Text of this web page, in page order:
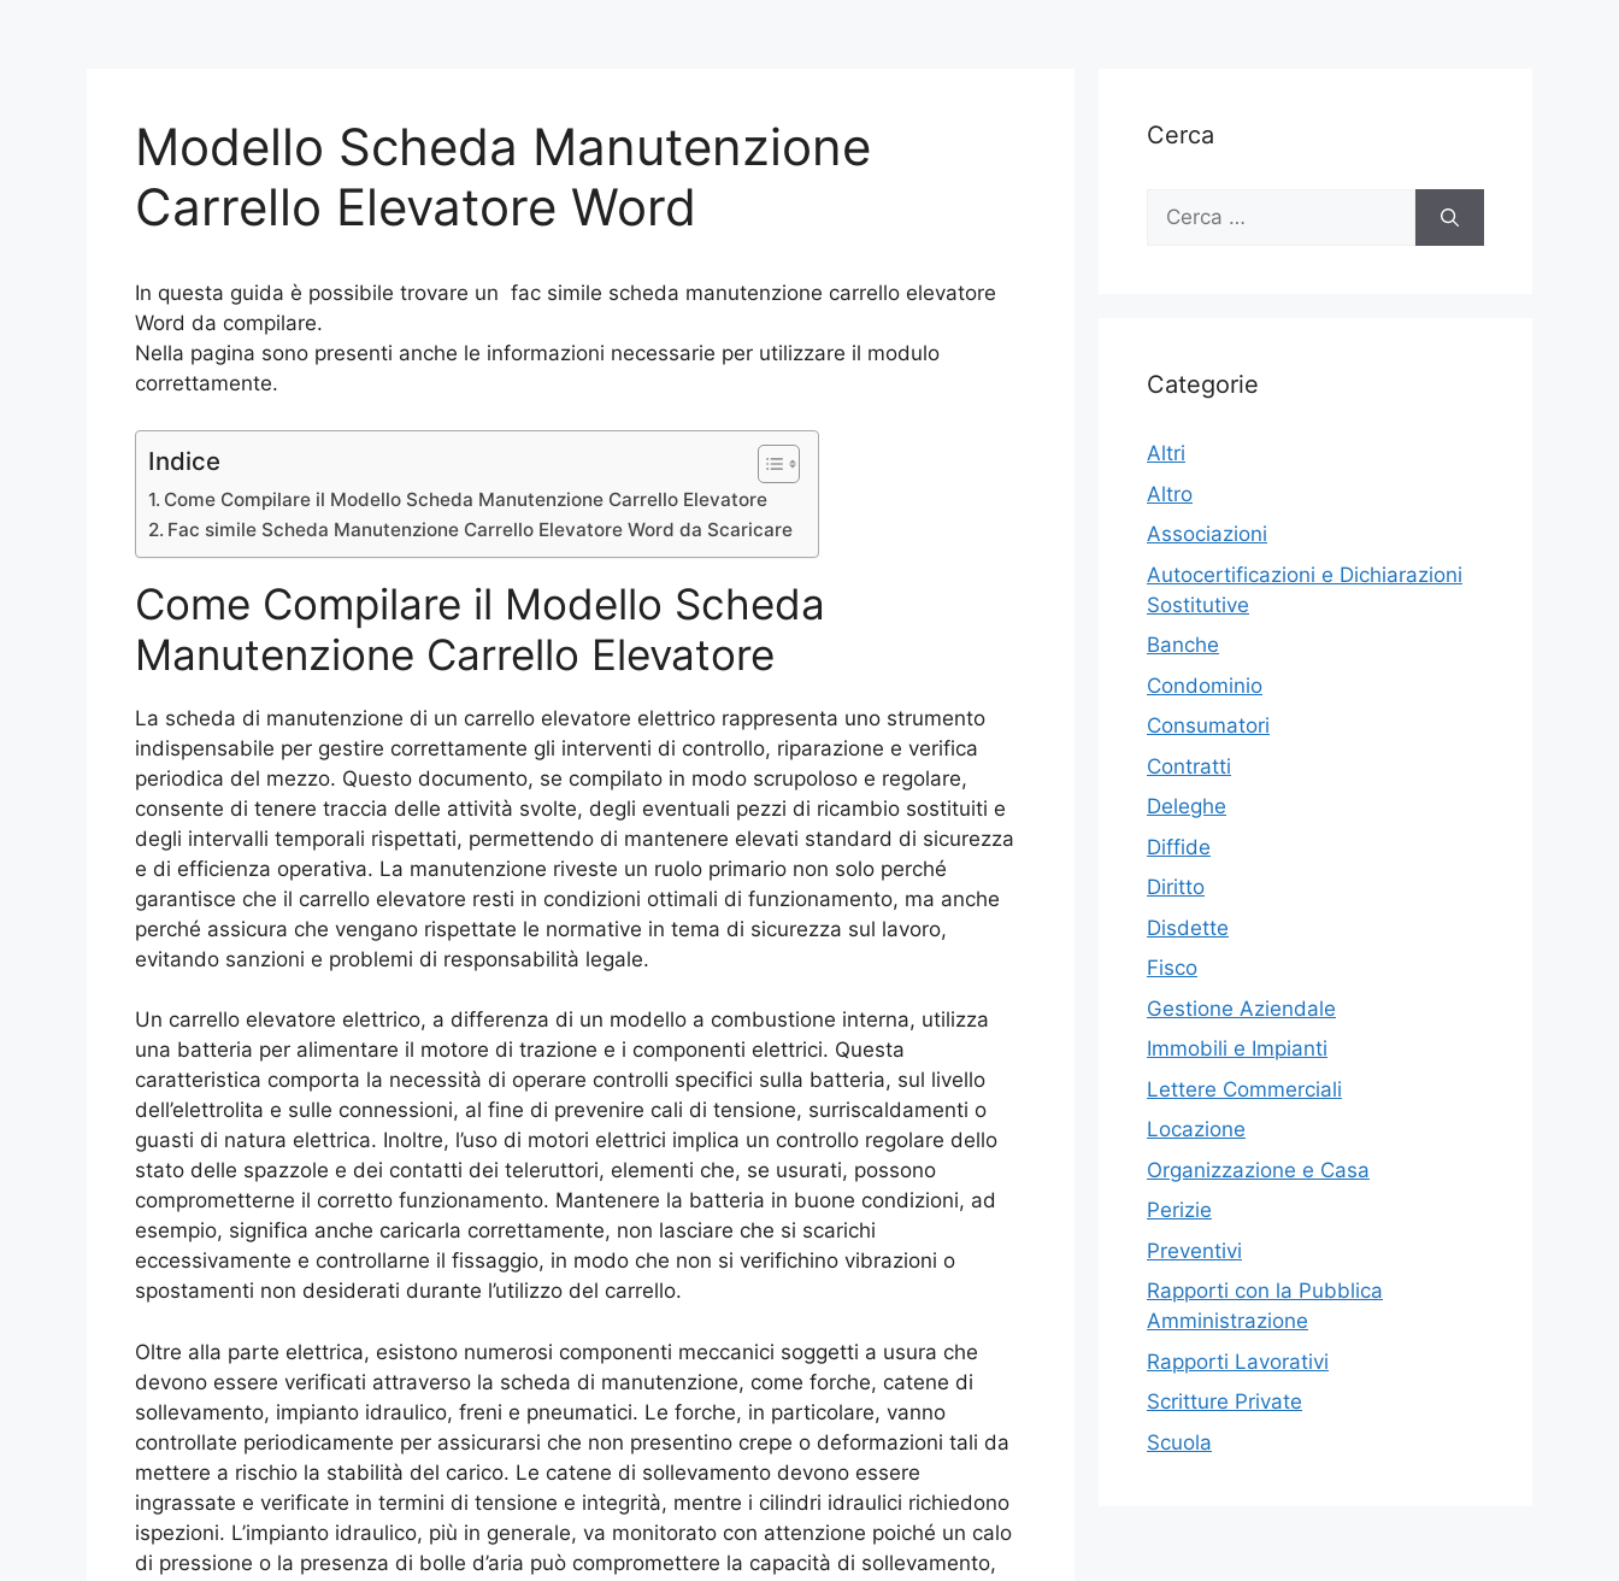
Modello Scheda Manutenzione
Carrello Elevatore Word
In questa guida è possibile trovare un fac simile scheda manutenzione carrello elevatore
Word da compilare.
Nella pagina sono presenti anche le informazioni necessarie per utilizzare il modulo
correttamente.
Indice
Come Compilare il Modello Scheda Manutenzione Carrello Elevatore
Fac simile Scheda Manutenzione Carrello Elevatore Word da Scaricare
Come Compilare il Modello Scheda
Manutenzione Carrello Elevatore
La scheda di manutenzione di un carrello elevatore elettrico rappresenta uno strumento
indispensabile per gestire correttamente gli interventi di controllo, riparazione e verifica
periodica del mezzo. Questo documento, se compilato in modo scrupoloso e regolare,
consente di tenere traccia delle attività svolte, degli eventuali pezzi di ricambio sostituiti e
degli intervalli temporali rispettati, permettendo di mantenere elevati standard di sicurezza
e di efficienza operativa. La manutenzione riveste un ruolo primario non solo perché
garantisce che il carrello elevatore resti in condizioni ottimali di funzionamento, ma anche
perché assicura che vengano rispettate le normative in tema di sicurezza sul lavoro,
evitando sanzioni e problemi di responsabilità legale.
Un carrello elevatore elettrico, a differenza di un modello a combustione interna, utilizza
una batteria per alimentare il motore di trazione e i componenti elettrici. Questa
caratteristica comporta la necessità di operare controlli specifici sulla batteria, sul livello
dell’elettrolita e sulle connessioni, al fine di prevenire cali di tensione, surriscaldamenti o
guasti di natura elettrica. Inoltre, l’uso di motori elettrici implica un controllo regolare dello
stato delle spazzole e dei contatti dei teleruttori, elementi che, se usurati, possono
comprometterne il corretto funzionamento. Mantenere la batteria in buone condizioni, ad
esempio, significa anche caricarla correttamente, non lasciare che si scarichi
eccessivamente e controllarne il fissaggio, in modo che non si verifichino vibrazioni o
spostamenti non desiderati durante l’utilizzo del carrello.
Oltre alla parte elettrica, esistono numerosi componenti meccanici soggetti a usura che
devono essere verificati attraverso la scheda di manutenzione, come forche, catene di
sollevamento, impianto idraulico, freni e pneumatici. Le forche, in particolare, vanno
controllate periodicamente per assicurarsi che non presentino crepe o deformazioni tali da
mettere a rischio la stabilità del carico. Le catene di sollevamento devono essere
ingrassate e verificate in termini di tensione e integrità, mentre i cilindri idraulici richiedono
ispezioni. L’impianto idraulico, più in generale, va monitorato con attenzione poiché un calo
di pressione o la presenza di bolle d’aria può compromettere la capacità di sollevamento,
Cerca
Ricerca
Categorie
Altri
Altro
Associazioni
Autocertificazioni e Dichiarazioni
Sostitutive
Banche
Condominio
Consumatori
Contratti
Deleghe
Diffide
Diritto
Disdette
Fisco
Gestione Aziendale
Immobili e Impianti
Lettere Commerciali
Locazione
Organizzazione e Casa
Perizie
Preventivi
Rapporti con la Pubblica
Amministrazione
Rapporti Lavorativi
Scritture Private
Scuola